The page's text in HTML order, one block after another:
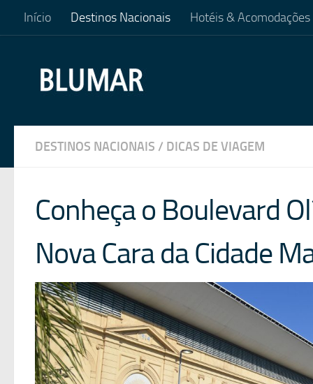
Skip to content
Início Destinos Nacionais Hotéis & Acomodações
DESTINOS NACIONAIS / DICAS DE VIAGEM
Conheça o Boulevard
Nova Cara da Cidade